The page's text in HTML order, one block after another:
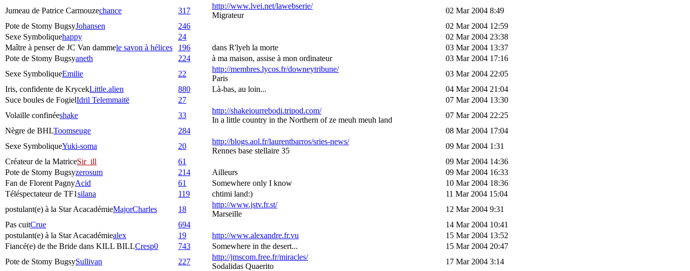
Jumeau de Patrice Carmouzechance 317
http://www.lvei.net/lawebserie/
Migrateur
02 Mar 2004 8:49
Pote de Stomy BugsyJohansen 246
02 Mar 2004 12:59
Sexe Symboliquehappy 24
02 Mar 2004 23:38
Maître à penser de JC Van dammele savon à hélices 196 dans R'lyeh la morte
03 Mar 2004 13:37
Pote de Stomy Bugsyaneth 224 à ma maison, assise à mon ordinateur
03 Mar 2004 17:16
Sexe SymboliqueEmilie 22
http://membres.lycos.fr/downeytribune/
Paris
03 Mar 2004 22:05
Iris, confidente de KrycekLittle.alien 880 Là-bas, au loin...
04 Mar 2004 21:04
Suce boules de FogielIdril Telemmaitë 27
07 Mar 2004 13:30
Volaille confinéeshake 33
http://shakeiourrebodi.tripod.com/
In a little country in the Northern of ze meuh meuh land
07 Mar 2004 22:25
Nègre de BHLToomseuge 284
08 Mar 2004 17:04
Sexe SymboliqueYuki-soma 20
http://blogs.aol.fr/laurentbarros/sries-news/
Rennes base stellaire 35
09 Mar 2004 1:31
Créateur de la MatriceSir_ill 61
09 Mar 2004 14:36
Pote de Stomy Bugsyzerosum 214 Ailleurs
09 Mar 2004 16:33
Fan de Florent PagnyAcid 61 Somewhere only I know
10 Mar 2004 18:36
Téléspectateur de TF1silana 119 chtimi land:)
11 Mar 2004 15:04
postulant(e) à la Star AcacadémieMajorCharles 18
http://www.jstv.fr.st/
Marseille
12 Mar 2004 9:31
Pas cuitCrue 694
14 Mar 2004 10:41
postulant(e) à la Star Acacadémiealex 19 http://www.alexandre.fr.vu
15 Mar 2004 13:52
Fiancé(e) de the Bride dans KILL BILLCresp0 743 Somewhere in the desert...
15 Mar 2004 20:47
Pote de Stomy BugsySullivan 227
http://jmscom.free.fr/miracles/
Sodalidas Quaerito
17 Mar 2004 3:14